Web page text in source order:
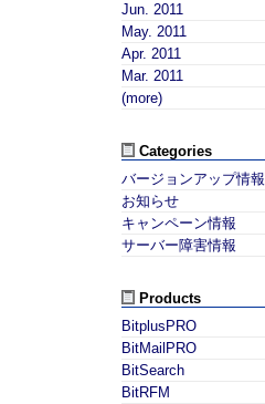
Jun. 2011
May. 2011
Apr. 2011
Mar. 2011
(more)
Categories
バージョンアップ情報
お知らせ
キャンペーン情報
サーバー障害情報
Products
BitplusPRO
BitMailPRO
BitSearch
BitRFM